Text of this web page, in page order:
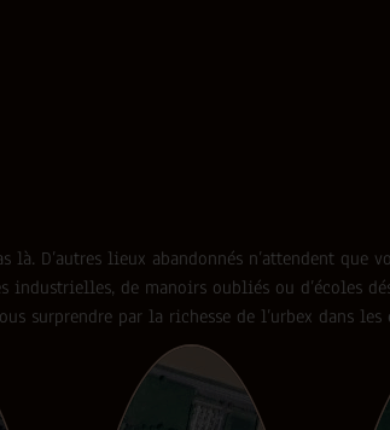
là. D’autres lieux abandonnés n’attendent que
industrielles, de manoirs oubliés ou d’écoles
surprendre par la richesse de l’urbex dans les